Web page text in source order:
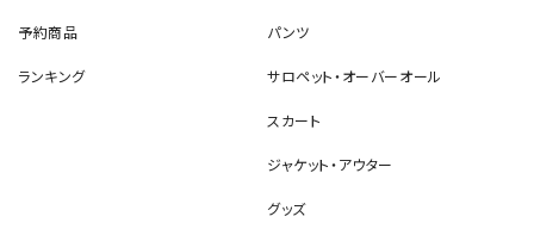
予約商品
ランキング
パンツ
サロペット・オーバーオール
スカート
ジャケット・アウター
グッズ